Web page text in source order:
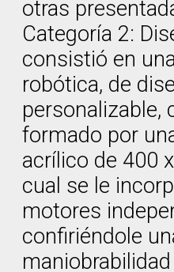
otras
Categoría 2:
consistió en
robótica, de
personalizable,
formado por
acrílico de 400
cual se le
motores
confiriéndole